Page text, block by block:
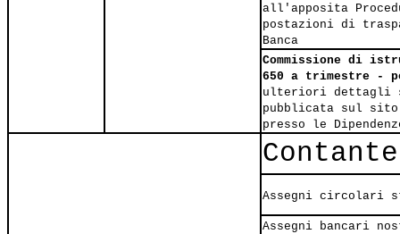
all'apposita
postazioni di
Banca
Commissione di
650 a trimestre -
ulteriori dettagli
pubblicata sul
presso le
Assegni circolari
Assegni bancari